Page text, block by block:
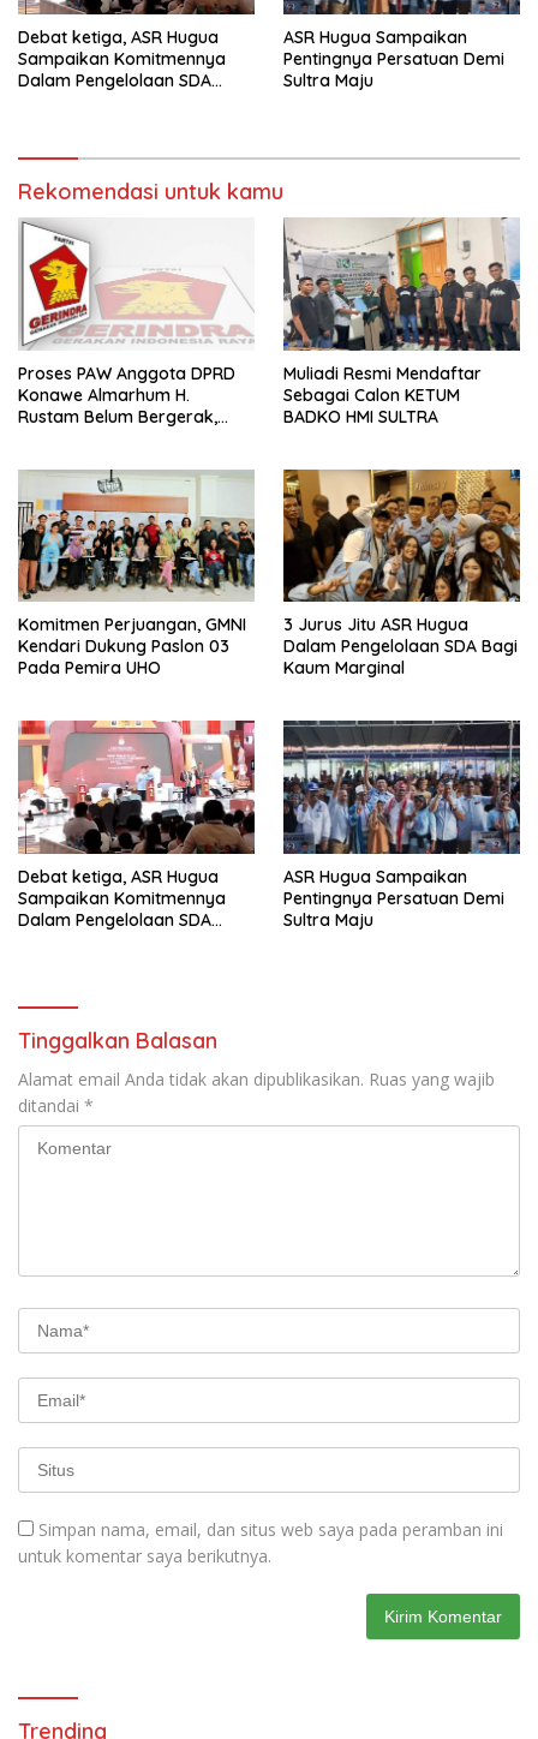
Debat ketiga, ASR Hugua
Sampaikan Komitmennya
Dalam Pengelolaan SDA
ASR Hugua Sampaikan
Pentingnya Persatuan Demi
Sultra Maju
Rekomendasi untuk kamu
Proses PAW Anggota DPRD
Konawe Almarhum H.
Rustam Belum Bergerak,
Muliadi Resmi Mendaftar
Sebagai Calon KETUM
BADKO HMI SULTRA
Komitmen Perjuangan, GMNI
Kendari Dukung Paslon 03
Pada Pemira UHO
3 Jurus Jitu ASR Hugua
Dalam Pengelolaan SDA Bagi
Kaum Marginal
Debat ketiga, ASR Hugua
Sampaikan Komitmennya
Dalam Pengelolaan SDA
ASR Hugua Sampaikan
Pentingnya Persatuan Demi
Sultra Maju
Tinggalkan Balasan
Alamat email Anda tidak akan dipublikasikan. Ruas yang wajib
ditandai *
Simpan nama, email, dan situs web saya pada peramban ini
untuk komentar saya berikutnya.
Trending